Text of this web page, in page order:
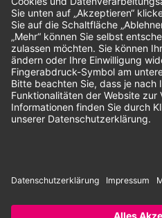
Unsere Zahlungsarten:
Rechnung SEPA-Lastschrift